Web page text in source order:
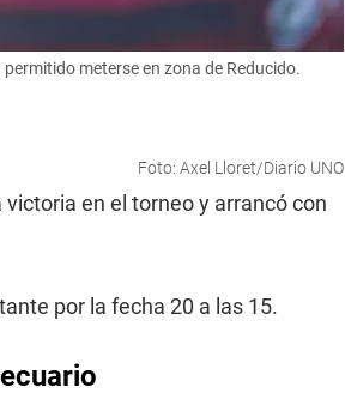
meterse en zona de Reducido.
Foto: Axel Lloret/Diario UNO
en el torneo y arrancó con
por la fecha 20 a las 15.